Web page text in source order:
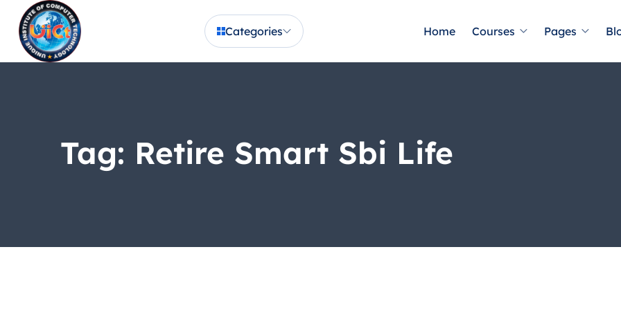
Categories Home Courses Pages
Tag: Retire Smart Sbi Life